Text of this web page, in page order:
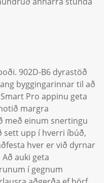
902D-B6 dyrastöð
byggingarinnar til að
Pro appinu geta
margra
með einum snertingu
sett upp í hverri íbúð,
hver er við dyrnar
auki geta
í gegnum